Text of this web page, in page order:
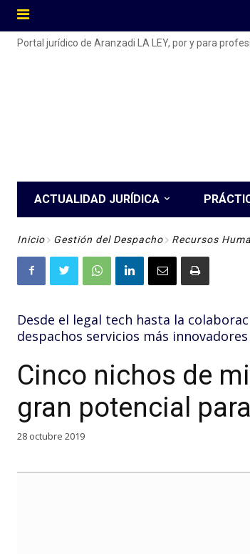
Portal jurídico de Aranzadi LA LEY, por y para
ACTUALIDAD JURÍDICA
Inicio Gestión del Despacho Recursos
Desde el legal tech hasta la
despachos servicios más
Cinco nichos de
gran potencial
28 octubre 2019